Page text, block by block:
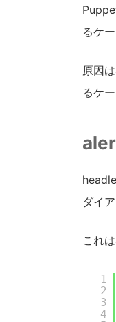
るケ
原因
るケ
ダイ
これ
1
2
3
4